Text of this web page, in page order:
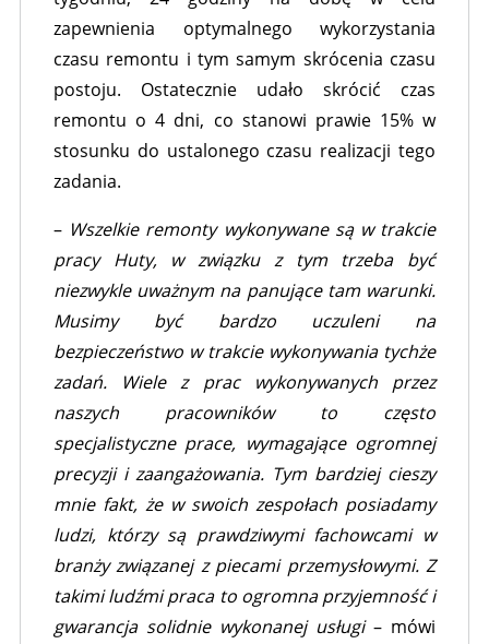
zapewnienia optymalnego wykorzystania
czasu remontu i tym samym skrócenia czasu
postoju. Ostatecznie udało skrócić czas
remontu o 4 dni, co stanowi prawie 15% w
stosunku do ustalonego czasu realizacji tego
zadania.
– Wszelkie remonty wykonywane są w trakcie
pracy Huty, w związku z tym trzeba być
niezwykle uważnym na panujące tam warunki.
Musimy być bardzo uczuleni na
bezpieczeństwo w trakcie wykonywania tychże
zadań. Wiele z prac wykonywanych przez
naszych pracowników to często
specjalistyczne prace, wymagające ogromnej
precyzji i zaangażowania. Tym bardziej cieszy
mnie fakt, że w swoich zespołach posiadamy
ludzi, którzy są prawdziwymi fachowcami w
branży związanej z piecami przemysłowymi. Z
takimi ludźmi praca to ogromna przyjemność i
gwarancja solidnie wykonanej usługi– mówi